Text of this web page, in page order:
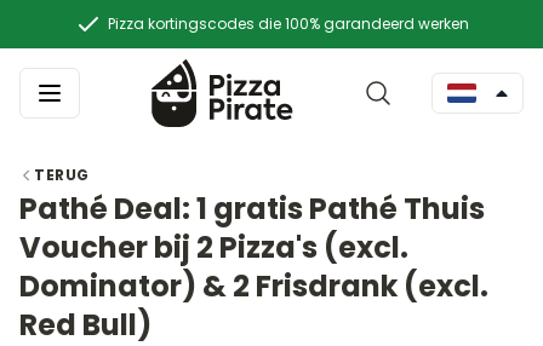
Pizza kortingscodes die 100% garandeerd werken
TERUG
Pathé Deal: 1 gratis Pathé Thuis
Voucher bij 2 Pizza's (excl.
Dominator) & 2 Frisdrank (excl.
Red Bull)